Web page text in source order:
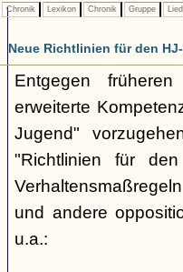
Chronik Lexikon Chronik Gruppe Lied
Neue Richtlinien für den
Entgegen
erweiterte
Jugend"
"Richtlinien für
und andere
u.a.: